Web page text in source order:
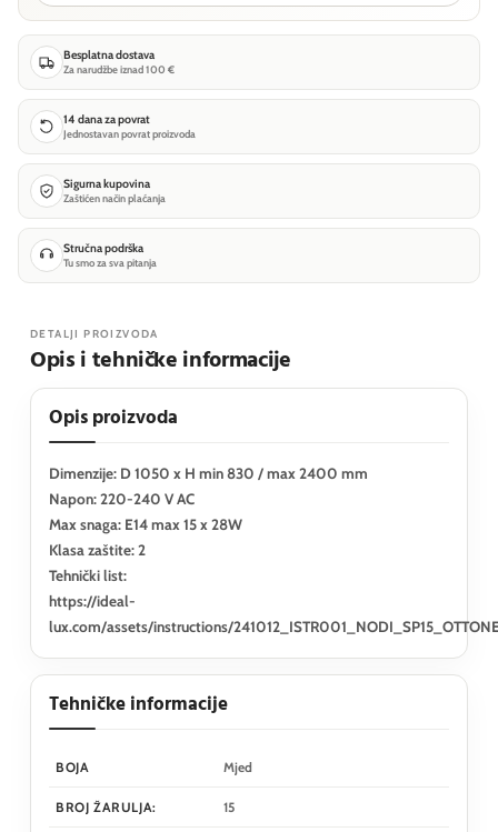
Besplatna dostava
Za narudžbe iznad 100 €
14 dana za povrat
Jednostavan povrat proizvoda
Sigurna kupovina
Zaštićen način plaćanja
Stručna podrška
Tu smo za sva pitanja
DETALJI PROIZVODA
Opis i tehničke informacije
Opis proizvoda
Dimenzije: D 1050 x H min 830 / max 2400 mm
Napon: 220-240 V AC
Max snaga: E14 max 15 x 28W
Klasa zaštite: 2
Tehnički list:
https://ideal-
lux.com/assets/instructions/
Tehničke informacije
BOJA Mjed
BROJ ŽARULJA: 15